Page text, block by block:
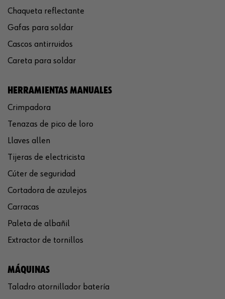
Chaqueta reflectante
Gafas para soldar
Cascos antirruidos
Careta para soldar
HERRAMIENTAS MANUALES
Crimpadora
Tenazas de pico de loro
Llaves allen
Tijeras de electricista
Cúter de seguridad
Cortadora de azulejos
Carracas
Paleta de albañil
Extractor de tornillos
MÁQUINAS
Taladro atornillador batería